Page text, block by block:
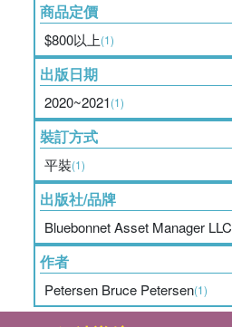
商品定價
$800以上(1)
出版日期
2020~2021(1)
裝訂方式
平裝(1)
出版社/品牌
Bluebonnet Asset Manager LLC
作者
Petersen Bruce Petersen(1)